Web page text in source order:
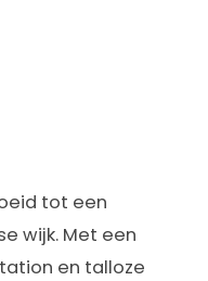
tot een
wijk. Met een
en talloze